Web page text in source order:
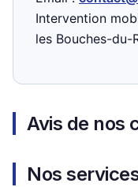
Intervention
les Bouches-du-
Avis de nos
Nos